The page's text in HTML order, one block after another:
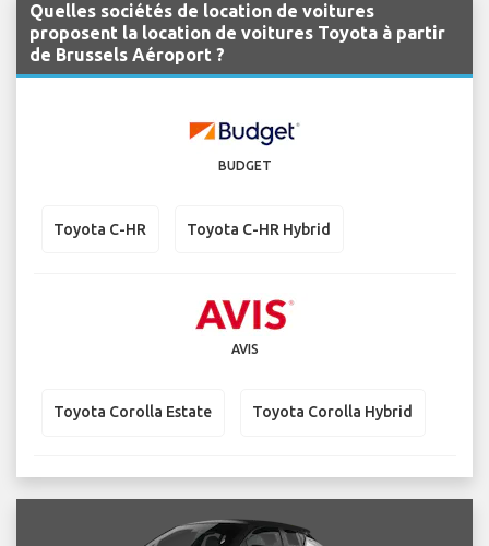
Quelles sociétés de location de voitures
proposent la location de voitures Toyota à partir
de Brussels Aéroport ?
BUDGET
Toyota C-HR Toyota C-HR Hybrid
AVIS
Toyota Corolla Estate Toyota Corolla Hybrid